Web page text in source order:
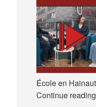
École en
Continue reading